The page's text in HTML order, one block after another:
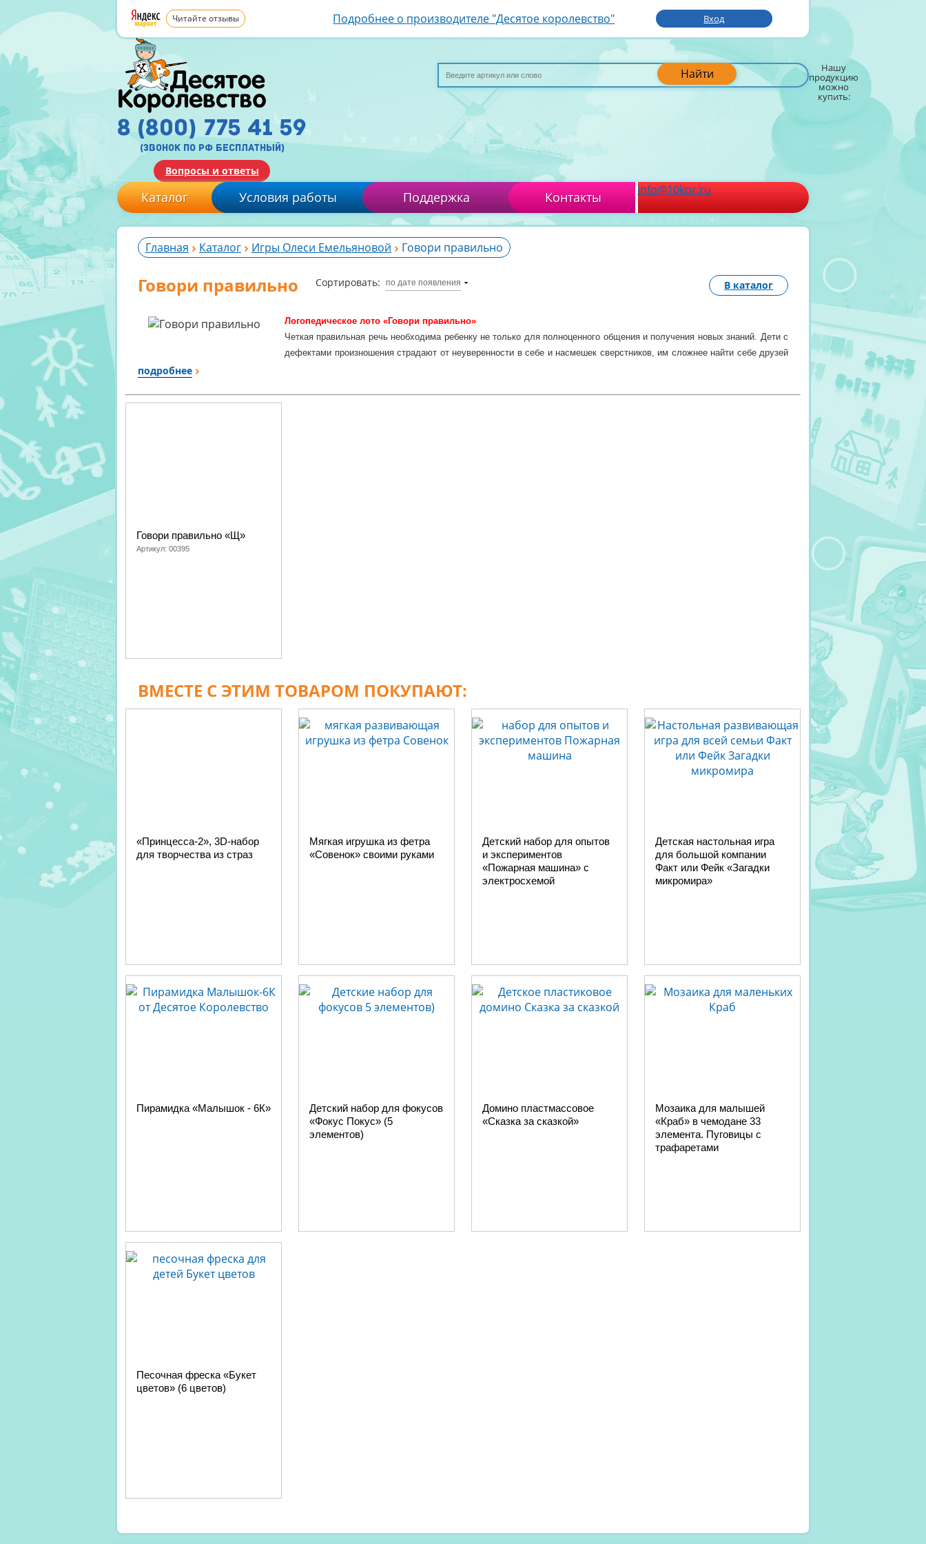
Читайте отзывы Подробнее о производителе "Десятое королевство" Вход
Найти Нашу
продукцию
можно
купить:
8 (800) 775 41 59
(звонок по рф бесплатный)
Вопросы и ответы
Каталог Условия работы Поддержка Контакты info@10kor.ru
Главная Каталог Игры Олеси Емельяновой Говори правильно
Говори правильно Сортировать: по дате появления В каталог
Логопедическое лото «Говори правильно»
Четкая правильная речь необходима ребенку не только для полноценного общения и получения новых знаний. Дети с
дефектами произношения страдают от неуверенности в себе и насмешек сверстников, им сложнее найти себе друзей
подробнее
Говори правильно «Щ»
Артикул: 00395
ВМЕСТЕ С ЭТИМ ТОВАРОМ ПОКУПАЮТ:
«Принцесса-2», 3D-набор
для творчества из страз
Мягкая игрушка из фетра
«Совенок» своими руками
Детский набор для опытов
и экспериментов
«Пожарная машина» с
электросхемой
Детская настольная игра
для большой компании
Факт или Фейк «Загадки
микромира»
Пирамидка «Малышок - 6К»
Детский набор для фокусов
«Фокус Покус» (5
элементов)
Домино пластмассовое
«Сказка за сказкой»
Мозаика для малышей
«Краб» в чемодане 33
элемента. Пуговицы с
трафаретами
Песочная фреска «Букет
цветов» (6 цветов)